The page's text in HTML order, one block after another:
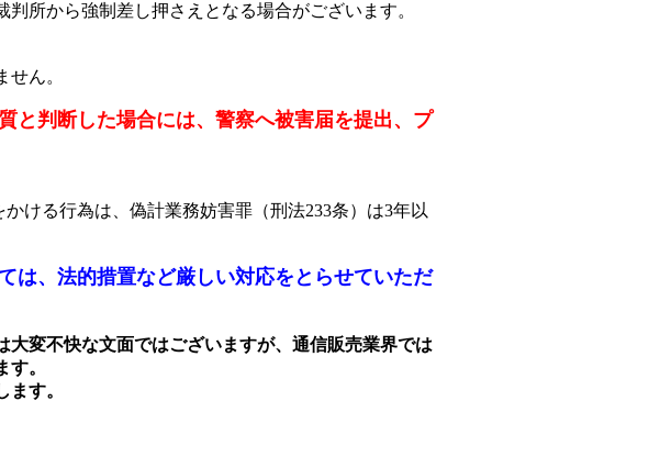
所から強制差し押さえとなる場合がございます。
ん。
と判断した場合には、警察へ被害届を提出、プ
ける行為は、偽計業務妨害罪（刑法233条）は3年以
は、法的措置など厳しい対応をとらせていただ
変不快な文面ではございますが、通信販売業界では
。
す。